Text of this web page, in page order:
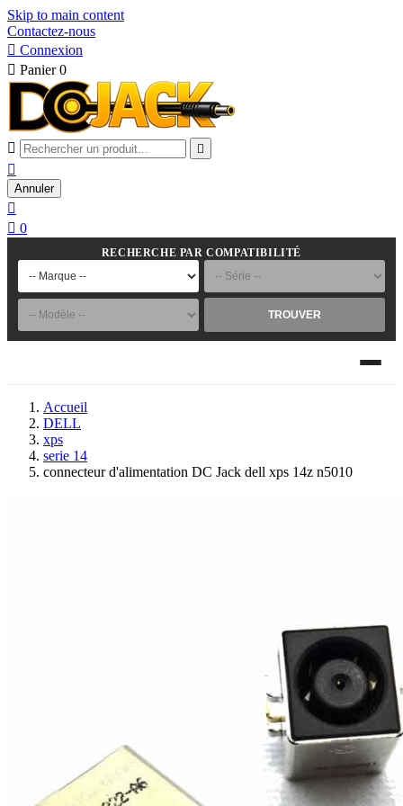
Skip to main content
Contactez-nous
 Connexion
 Panier 0
 

Annuler

 0
RECHERCHE PAR COMPATIBILITÉ
TROUVER
Accueil
DELL
xps
serie 14
connecteur d'alimentation DC Jack dell xps 14z n5010